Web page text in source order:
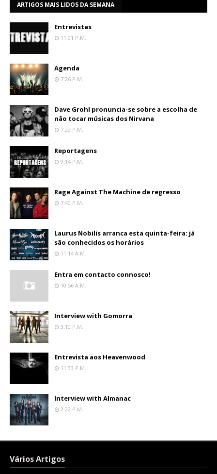
ARTIGOS MAIS LIDOS DA SEMANA
Entrevistas
11:01 P.m.
Agenda
7:26 P.m.
Dave Grohl pronuncia-se sobre a escolha de
não tocar músicas dos Nirvana
7:22 P.m.
Reportagens
9:14 P.m.
Rage Against The Machine de regresso
7:40 P.m.
Laurus Nobilis arranca esta quinta-feira: já
são conhecidos os horários
11:14 A.m.
Entra em contacto connosco!
10:56 A.m.
Interview with Gomorra
3:10 P.m.
Entrevista aos Heavenwood
11:33 P.m.
Interview with Almanac
2:22 P.m.
Vários Artigos